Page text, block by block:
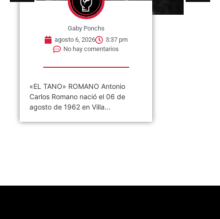
Gaby Ponchs
agosto 6, 2026
3:37 pm
No hay comentarios
«EL TANO» ROMANO Antonio
Carlos Romano nació el 06 de
agosto de 1962 en Villa...